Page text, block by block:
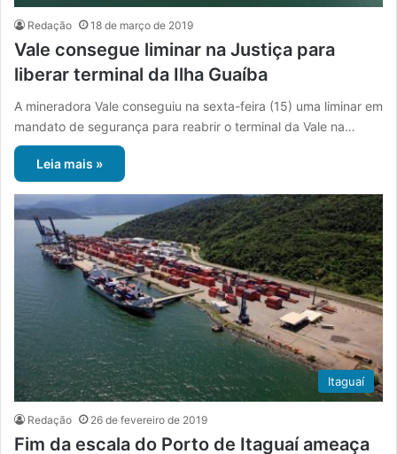
Redação 18 de março de 2019
Vale consegue liminar na Justiça para
liberar terminal da Ilha Guaíba
A mineradora Vale conseguiu na sexta-feira (15) uma liminar em
mandato de segurança para reabrir o terminal da Vale na…
Leia mais »
Itaguaí
Redação 26 de fevereiro de 2019
Fim da escala do Porto de Itaguaí ameaça